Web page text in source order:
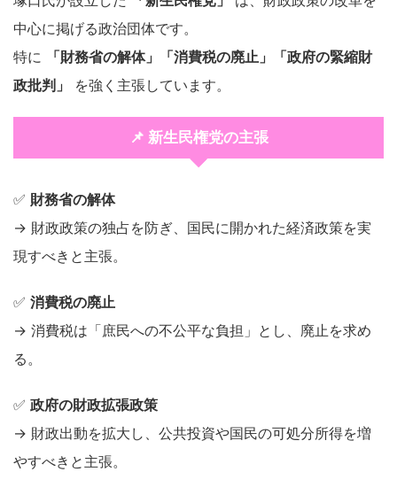
中心に掲げる政治団体です。
特に
「財務省の解体」「消費税の廃止」「政府の緊縮財
政批判」
を強く主張しています。
📌 新生民権党の主張
✅ 財務省の解体
→ 財政政策の独占を防ぎ、国民に開かれた経済政策を実
現すべきと主張。
✅ 消費税の廃止
→ 消費税は「庶民への不公平な負担」とし、廃止を求め
る。
✅ 政府の財政拡張政策
→ 財政出動を拡大し、公共投資や国民の可処分所得を増
やすべきと主張。